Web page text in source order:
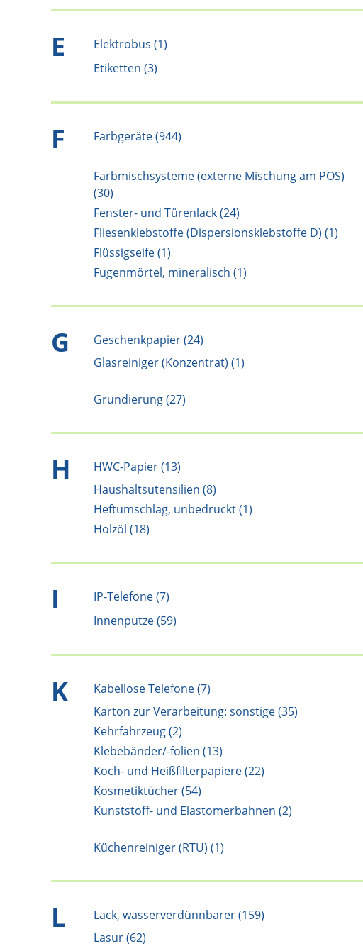
E Elektrobus (1)
Etiketten (3)
F Farbgeräte (944)
Farbmischsysteme (externe Mischung am POS)
(30)
Fenster- und Türenlack (24)
Fliesenklebstoffe (Dispersionsklebstoffe D) (1)
Flüssigseife (1)
Fugenmörtel, mineralisch (1)
G Geschenkpapier (24)
Glasreiniger (Konzentrat) (1)
Grundierung (27)
H HWC-Papier (13)
Haushaltsutensilien (8)
Heftumschlag, unbedruckt (1)
Holzöl (18)
I IP-Telefone (7)
Innenputze (59)
K Kabellose Telefone (7)
Karton zur Verarbeitung: sonstige (35)
Kehrfahrzeug (2)
Klebebänder/-folien (13)
Koch- und Heißfilterpapiere (22)
Kosmetiktücher (54)
Kunststoff- und Elastomerbahnen (2)
Küchenreiniger (RTU) (1)
L Lack, wasserverdünnbarer (159)
Lasur (62)